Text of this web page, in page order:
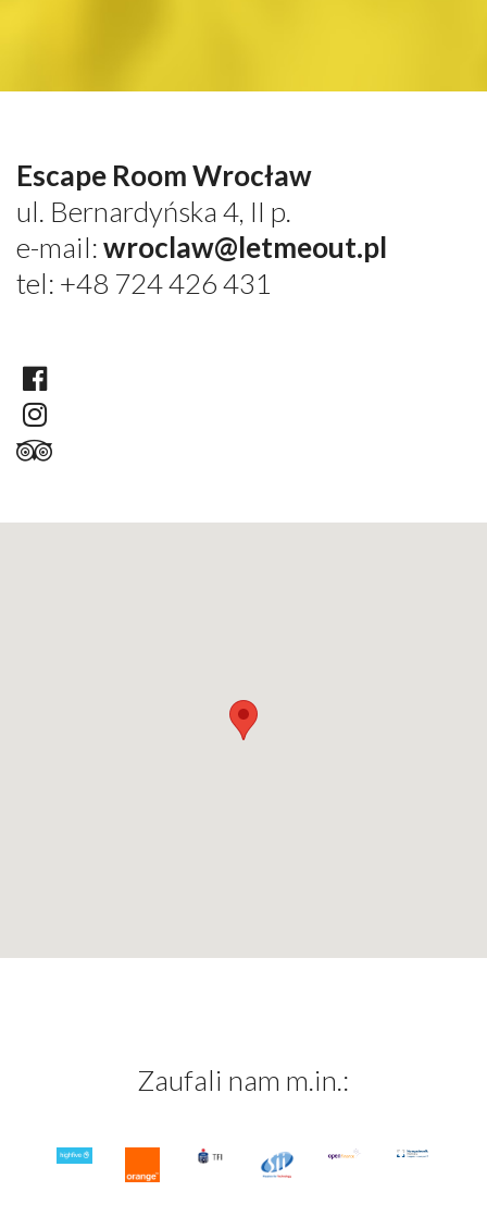
Escape Room Wrocław
ul. Bernardyńska 4, II p.
e-mail:wroclaw@letmeout.pl
tel: +48 724 426 431
Zaufali nam m.in.: